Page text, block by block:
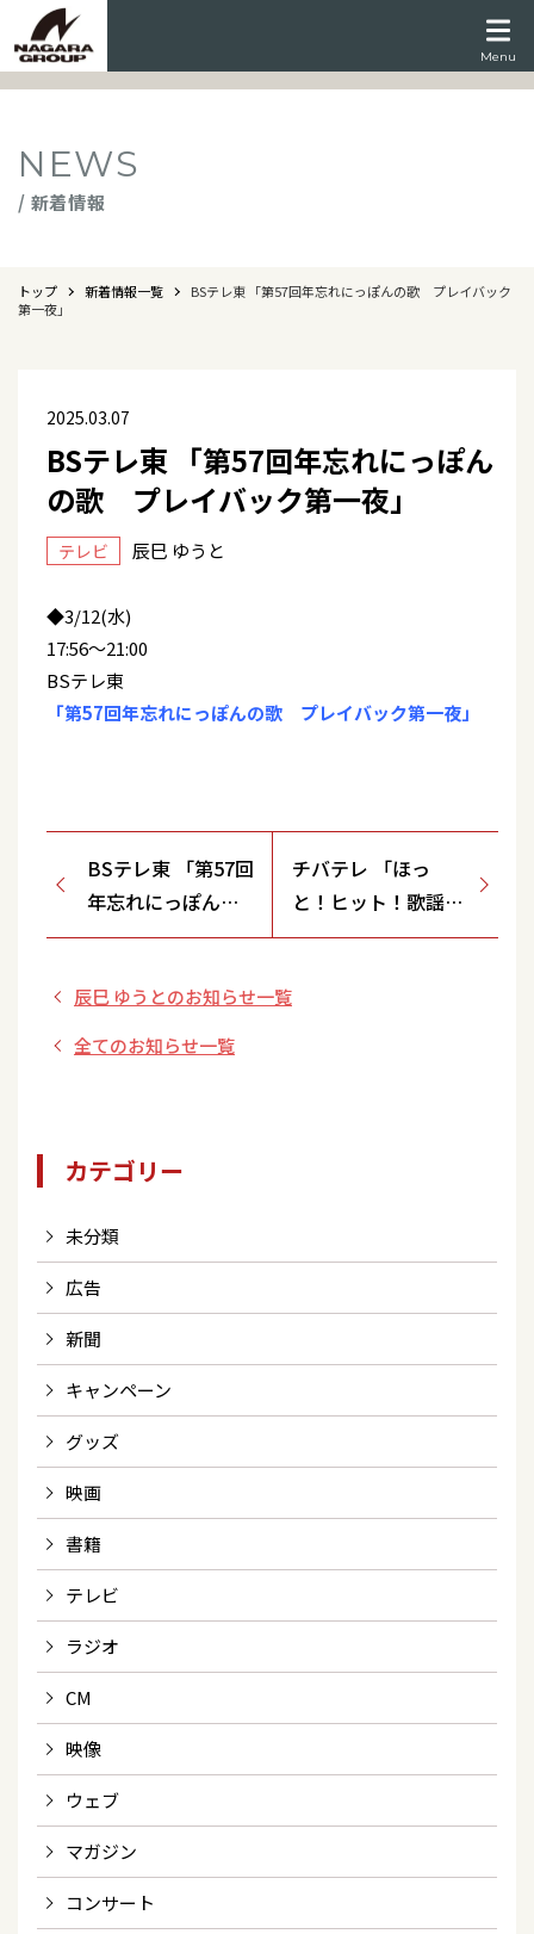
Menu
NEWS
/ 新着情報
トップ 新着情報一覧
BSテレ東 「第57回年忘れにっぽんの歌 プレイバック
第一夜」
2025.03.07
BSテレ東 「第57回年忘れにっぽん
の歌 プレイバック第一夜」
テレビ 辰巳 ゆうと
◆3/12(水)
17:56～21:00
BSテレ東
「第57回年忘れにっぽんの歌 プレイバック第一夜」
BSテレ東 「第57回
年忘れにっぽんの
歌 プレイバック
チバテレ 「ほっ
と！ヒット！歌謡
曲」
辰巳 ゆうとのお知らせ一覧
全てのお知らせ一覧
カテゴリー
未分類
広告
新聞
キャンペーン
グッズ
映画
書籍
テレビ
ラジオ
CM
映像
ウェブ
マガジン
コンサート